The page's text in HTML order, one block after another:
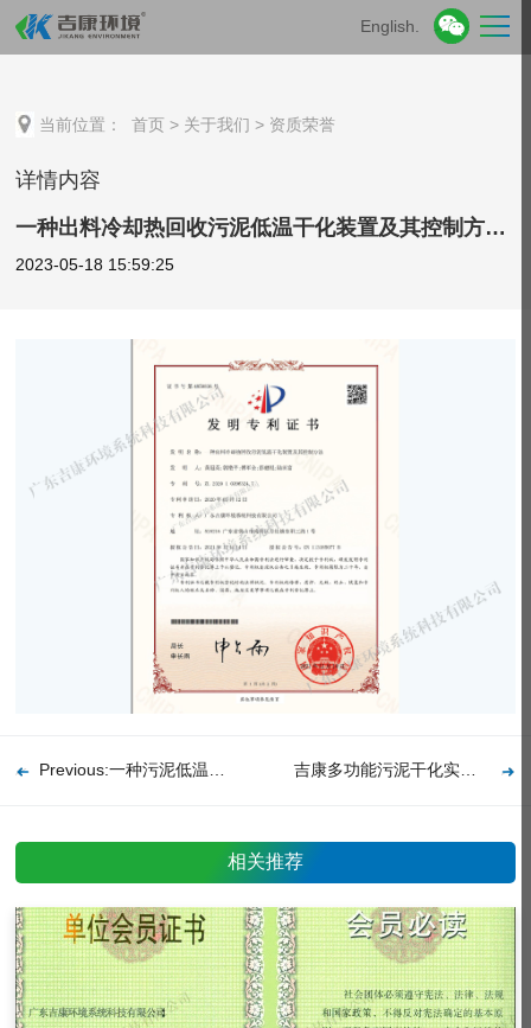
English.
当前位置： 首页 > 关于我们 > 资质荣誉
详情内容
一种出料冷却热回收污泥低温干化装置及其控制方法发明专利证书
2023-05-18 15:59:25
相关推荐